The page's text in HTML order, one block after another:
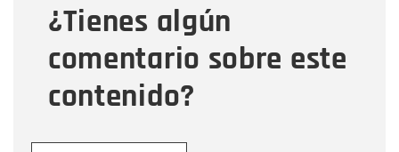
¿Tienes algún
comentario sobre este
contenido?
Mensaje